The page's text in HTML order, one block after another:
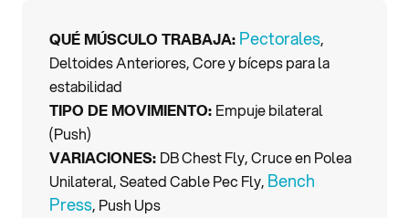
QUÉ MÚSCULO TRABAJA: Pectorales,
Deltoides Anteriores, Core y bíceps para la
estabilidad
TIPO DE MOVIMIENTO: Empuje bilateral
(Push)
VARIACIONES: DB Chest Fly, Cruce en Polea
Unilateral, Seated Cable Pec Fly, Bench
Press, Push Ups